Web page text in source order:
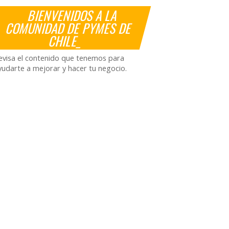
BIENVENIDOS A LA
COMUNIDAD DE PYMES DE
CHILE_
el contenido que tenemos para
a mejorar y hacer tu negocio.